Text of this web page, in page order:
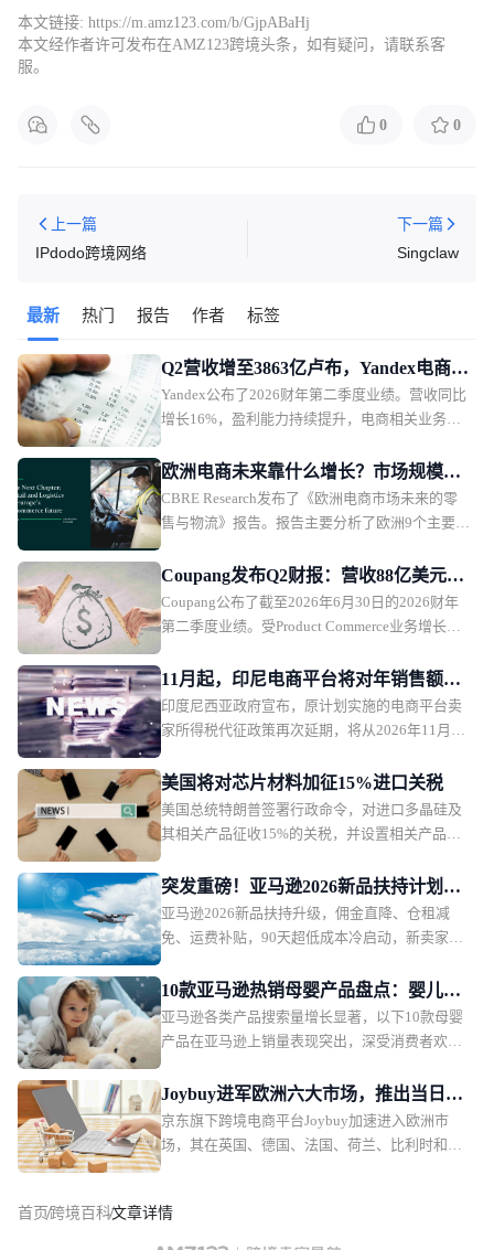
本文链接: https://m.amz123.com/b/GjpABaHj
本文经作者许可发布在AMZ123跨境头条，如有疑问，请联系客
服。
0 0
上一篇
IPdodo跨境网络
下一篇
Singclaw
最新 热门 报告 作者 标签
Q2营收增至3863亿卢布，Yandex电商业
务首次盈利
Yandex公布了2026财年第二季度业绩。营收同比
增长16%，盈利能力持续提升，电商相关业务首
欧洲电商未来靠什么增长？市场规模、
品类与物流全面解析
CBRE Research发布了《欧洲电商市场未来的零
售与物流》报告。报告主要分析了欧洲9个主要市
市场趋势，探讨未来欧洲电商市场的发展方向。
Coupang发布Q2财报：营收88亿美元，
盈利能力承压
Coupang公布了截至2026年6月30日的2026财年
第二季度业绩。受Product Commerce业务增长放
持增长，但利润承压。
11月起，印尼电商平台将对年销售额超5
亿卢比卖家征税
印度尼西亚政府宣布，原计划实施的电商平台卖
家所得税代征政策再次延期，将从2026年11月1
要是为了在当前经济环境下维护消费者购买力，
政策本身内容不会改变，只是推迟实施时间。
美国将对芯片材料加征15%进口关税
美国总统特朗普签署行政命令，对进口多晶硅及
其相关产品征收15%的关税，并设置相关产品的
效。
突发重磅！亚马逊2026新品扶持计划出
炉，物流、仓储、佣金三重补贴
亚马逊2026新品扶持升级，佣金直降、仓租减
免、运费补贴，90天超低成本冷启动，新卖家红
10款亚马逊热销母婴产品盘点：婴儿护
理产品月销过万
亚马逊各类产品搜索量增长显著，以下10款母婴
产品在亚马逊上销量表现突出，深受消费者欢
售额49.36万美元，销量2.2万。
Joybuy进军欧洲六大市场，推出当日配
送和低价会员模式
京东旗下跨境电商平台Joybuy加速进入欧洲市
场，其在英国、德国、法国、荷兰、比利时和卢
首页跨境百科文章详情